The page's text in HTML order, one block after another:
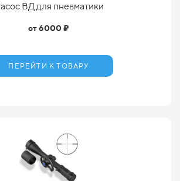
ВД для пневматики
от 6000 ₽
ПЕРЕЙТИ К ТОВАРУ